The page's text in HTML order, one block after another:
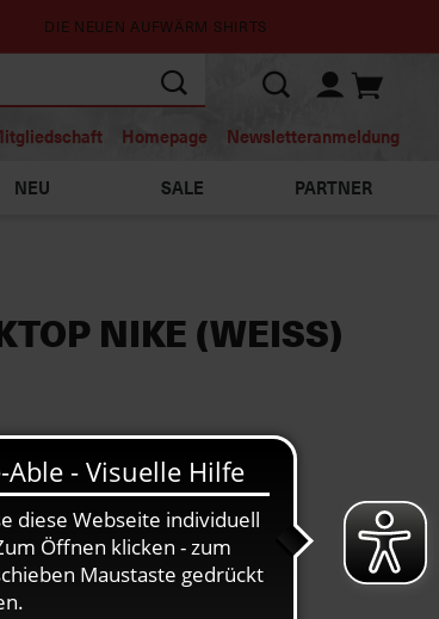
DIE NEUEN AUFWÄRM SHIRTS
Homepage Newsletteranmeldung
NEU SALE PARTNER
NIKE (WEISS)